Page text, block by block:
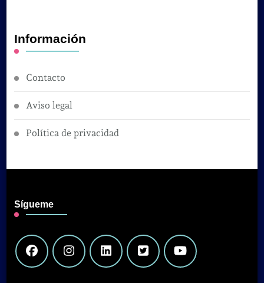
Información
Contacto
Aviso legal
Política de privacidad
Sígueme